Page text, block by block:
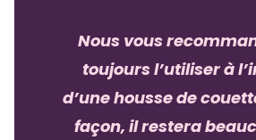
Nous vous
toujours l’utiliser à
d’une housse de
façon, il restera